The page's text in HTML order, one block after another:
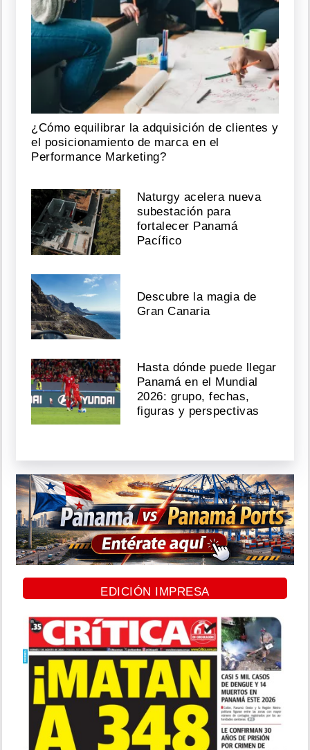
¿Cómo equilibrar la adquisición de clientes y
el posicionamiento de marca en el
Performance Marketing?
Naturgy acelera nueva
subestación para
fortalecer Panamá
Pacífico
Descubre la magia de
Gran Canaria
Hasta dónde puede llegar
Panamá en el Mundial
2026: grupo, fechas,
figuras y perspectivas
EDICIÓN IMPRESA